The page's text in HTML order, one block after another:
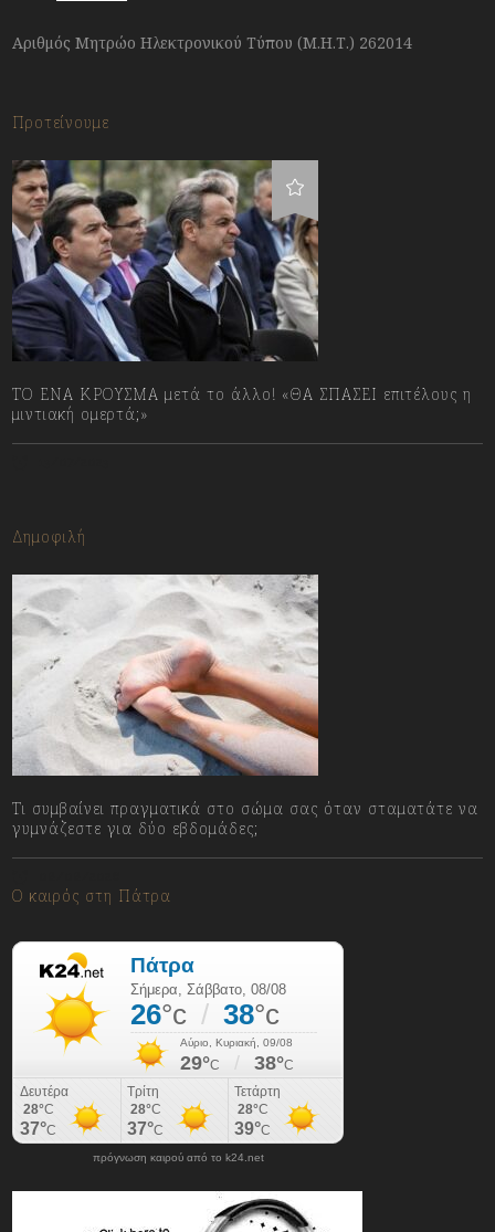
Αριθμός Μητρώο Ηλεκτρονικού Τύπου (Μ.Η.Τ.) 262014
Προτείνουμε
ΤΟ ΕΝΑ ΚΡΟΥΣΜΑ μετά το άλλο! «ΘΑ ΣΠΑΣΕΙ επιτέλους η
μιντιακή ομερτά;»
Δημοφιλή
Τι συμβαίνει πραγματικά στο σώμα σας όταν σταματάτε να
γυμνάζεστε για δύο εβδομάδες;
Ο καιρός στη Πάτρα
πρόγνωση καιρού από το k24.net